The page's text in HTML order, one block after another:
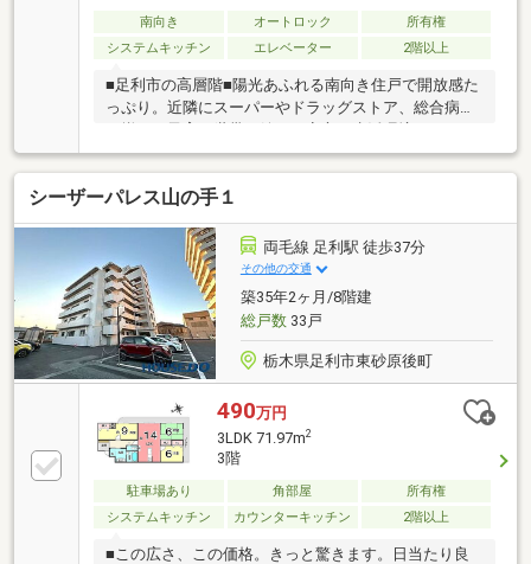
南向き オートロック
所有権
システムキッチン
エレベーター 2階以上
■足利市の高層階■陽光あふれる南向き住戸で開放感た
っぷり。近隣にスーパーやドラッグストア、総合病院
ロックとエレベーター完備で快適な毎日をサポートし
ます。
シーザーパレス山の手１
両毛線 足利駅 徒歩37分
その他の交通
築35年2ヶ月/8階建
総戸数33戸
栃木県足利市東砂原後町
490万円
3LDK 71.97m2
3階
駐車場あり 角部屋
所有権
システムキッチン
カウンターキッチン 2階以上
■この広さ、この価格。きっと驚きます。日当たり良